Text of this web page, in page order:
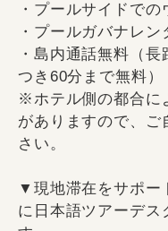
・プールサイドで
・プールガバナレン
・島内通話無料（
つき60分まで無料）
※ホテル側の都合に
がありますので、ご
さい。
▼現地滞在をサポー
に日本語ツアーデス